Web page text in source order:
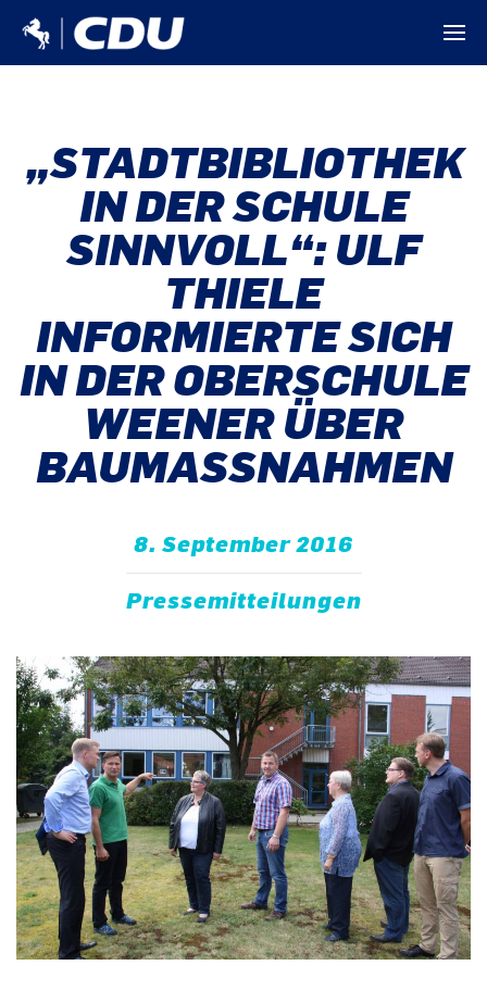
„STADTBIBLIOTHEK
IN DER SCHULE
SINNVOLL“: ULF
THIELE
INFORMIERTE SICH
IN DER OBERSCHULE
WEENER ÜBER
BAUMASSNAHMEN
8. September 2016
Pressemitteilungen